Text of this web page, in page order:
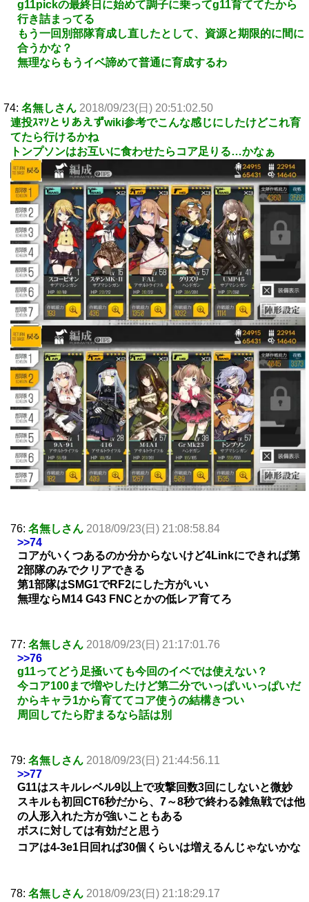
g11pickの最終日に始めて調子に乗ってg11育ててたから
行き詰まってる
もう一回別部隊育成し直したとして、資源と期限的に間に
合うかな？
無理ならもうイベ諦めて普通に育成するわ
74: 名無しさん 2018/09/23(日) 20:51:02.50
連投ｽﾏｿとりあえずwiki参考でこんな感じにしたけどこれ育
てたら行けるかね
トンプソンはお互いに食わせたらコア足りる…かなぁ
76: 名無しさん 2018/09/23(日) 21:08:58.84
>>74
コアがいくつあるのか分からないけど4Linkにできれば第
2部隊のみでクリアできる
第1部隊はSMG1でRF2にした方がいい
無理ならM14 G43 FNCとかの低レア育てろ
77: 名無しさん 2018/09/23(日) 21:17:01.76
>>76
g11ってどう足掻いても今回のイベでは使えない？
今コア100まで増やしたけど第二分でいっぱいいっぱいだ
からキャラ1から育ててコア使うの結構きつい
周回してたら貯まるなら話は別
79: 名無しさん 2018/09/23(日) 21:44:56.11
>>77
G11はスキルレベル9以上で攻撃回数3回にしないと微妙
スキルも初回CT6秒だから、7～8秒で終わる雑魚戦では他
の人形入れた方が強いこともある
ボスに対しては有効だと思う
コアは4-3e1日回れば30個くらいは増えるんじゃないかな
78: 名無しさん 2018/09/23(日) 21:18:29.17